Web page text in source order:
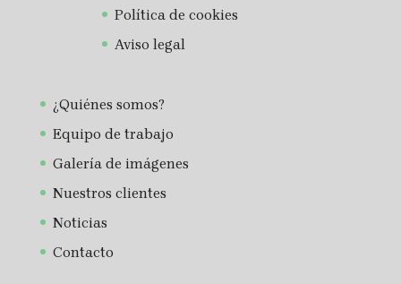
Política de cookies
Aviso legal
¿Quiénes somos?
Equipo de trabajo
Galería de imágenes
Nuestros clientes
Noticias
Contacto